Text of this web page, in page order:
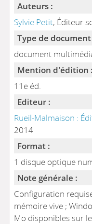
Auteurs :
Sylvie Petit, Éditeur
Type de document
document
Mention d'édition :
11e éd.
Editeur :
Rueil-Malmaison :
2014
Format :
1 disque optique
Note générale :
Configuration
mémoire vive ;
Mo disponibles sur